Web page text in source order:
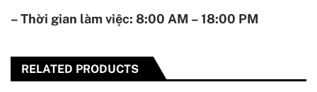
– Thời gian làm việc: 8:00 AM – 18:00 PM
RELATED PRODUCTS